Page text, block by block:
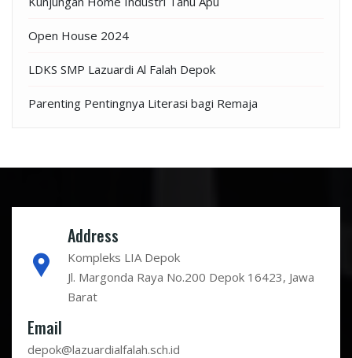
Open House 2024
LDKS SMP Lazuardi Al Falah Depok
Parenting Pentingnya Literasi bagi Remaja
Address
Kompleks LIA Depok
Jl. Margonda Raya No.200 Depok 16423, Jawa
Barat
Email
depok@lazuardialfalah.sch.id